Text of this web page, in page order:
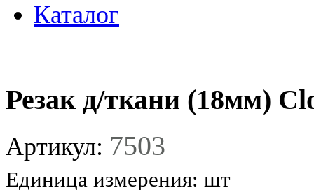
Каталог
Резак д/ткани (18мм)
Артикул: 7503
Единица измерения: шт